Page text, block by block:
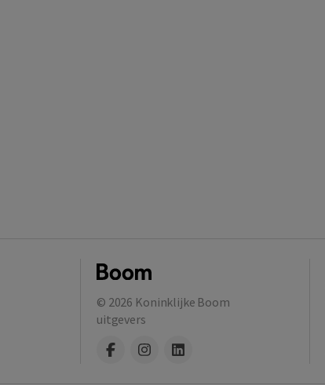
© 2026 Koninklijke Boom
uitgevers